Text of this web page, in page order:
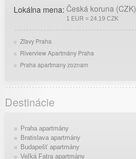
Lokálna mena: Česká koruna (CZK)
1 EUR = 24.19 CZK
Zľavy Praha
Riverview Apartmány Praha
Praha apartmany zoznam
Destinácie
Praha apartmány
Bratislava apartmány
Budapešť apartmány
Veľká Fatra apartmány